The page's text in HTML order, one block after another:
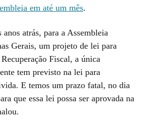
em até um mês.
atrás, para a Assembleia
Gerais, um projeto de lei para
Fiscal, a única
tem previsto na lei para
E temos um prazo fatal, no dia
que essa lei possa ser aprovada na